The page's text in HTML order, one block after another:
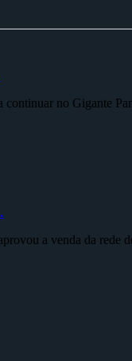
no Gigante
a venda da rede